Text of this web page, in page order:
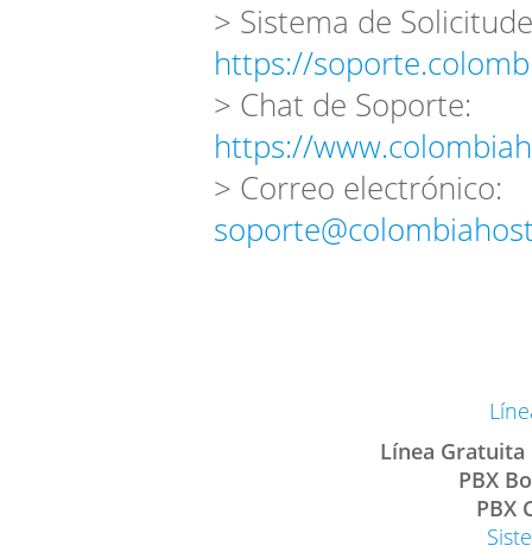
> Sistema de
https://
> Chat de Soporte:
https://
> Correo electrónico:
Línea Gratuita
PBX
PBX